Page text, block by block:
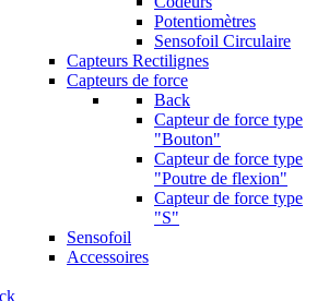
Potentiomètres
Sensofoil Circulaire
Capteurs Rectilignes
Capteurs de force
Back
Capteur de force type
"Bouton"
Capteur de force type
"Poutre de flexion"
Capteur de force type
"S"
Sensofoil
Accessoires